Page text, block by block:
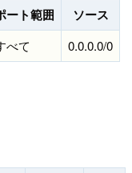
ート範囲 ソース
べて 0.0.0.0/0